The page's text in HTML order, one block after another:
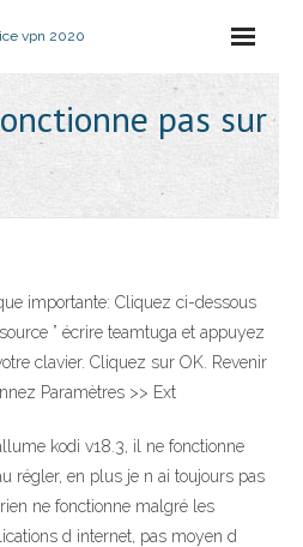
vpn 2020
pas sur
importante: Cliquez ci-dessous
” écrire teamtuga et appuyez
clavier. Cliquez sur OK. Revenir
Paramètres >> Ext
kodi v18.3, il ne fonctionne
régler, en plus je n ai toujours pas
ne fonctionne malgré les
d internet, pas moyen d